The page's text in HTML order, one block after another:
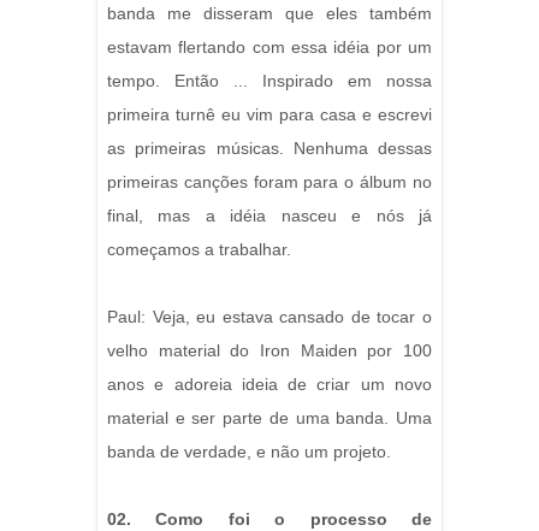
banda me disseram que eles também
estavam flertando com essa idéia por um
tempo. Então ... Inspirado em nossa
primeira turnê eu vim para casa e escrevi
as primeiras músicas. Nenhuma dessas
primeiras canções foram para o álbum no
final, mas a idéia nasceu e nós já
começamos a trabalhar.
Paul: Veja, eu estava cansado de tocar o
velho material do Iron Maiden por 100
anos e adoreia ideia de criar um novo
material e ser parte de uma banda. Uma
banda de verdade, e não um projeto.
02. Como foi o processo de